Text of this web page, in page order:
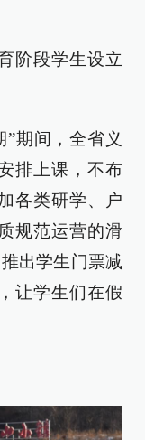
阶段学生设立
”期间，全省义
排上课，不布
各类研学、户
规范运营的滑
出学生门票减
让学生们在假